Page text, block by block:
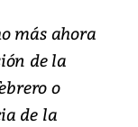
más ahora
de la
o
de la